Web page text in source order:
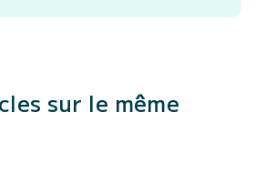
sur le même